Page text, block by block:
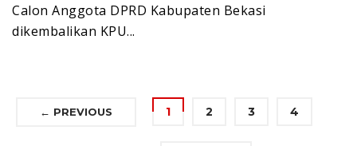
Calon Anggota DPRD Kabupaten Bekasi
dikembalikan KPU...
← PREVIOUS 1 2 3 4